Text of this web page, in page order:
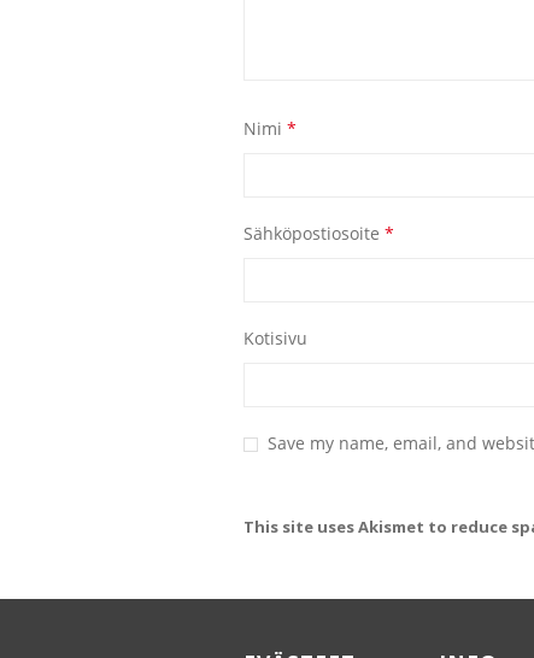
Nimi *
Sähköpostiosoite *
Kotisivu
Save my name, email, and
This site uses Akismet to reduce